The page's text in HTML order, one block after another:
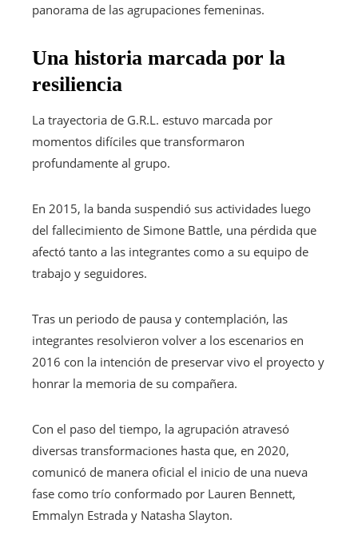
panorama de las agrupaciones femeninas.
Una historia marcada por la
resiliencia
La trayectoria de G.R.L. estuvo marcada por
momentos difíciles que transformaron
profundamente al grupo.
En 2015, la banda suspendió sus actividades luego
del fallecimiento de Simone Battle, una pérdida que
afectó tanto a las integrantes como a su equipo de
trabajo y seguidores.
Tras un periodo de pausa y contemplación, las
integrantes resolvieron volver a los escenarios en
2016 con la intención de preservar vivo el proyecto y
honrar la memoria de su compañera.
Con el paso del tiempo, la agrupación atravesó
diversas transformaciones hasta que, en 2020,
comunicó de manera oficial el inicio de una nueva
fase como trío conformado por Lauren Bennett,
Emmalyn Estrada y Natasha Slayton.